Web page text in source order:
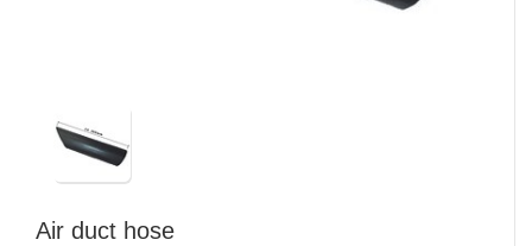
Air duct hose